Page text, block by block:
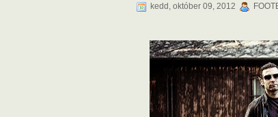
kedd, október 09, 2012